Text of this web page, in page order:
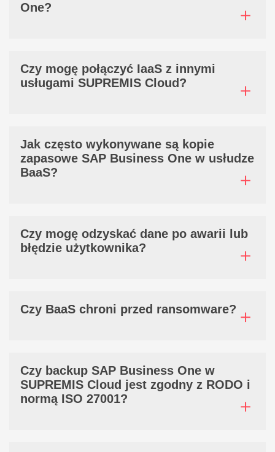
One?
Czy mogę połączyć IaaS z innymi
usługami SUPREMIS Cloud?
Jak często wykonywane są kopie
zapasowe SAP Business One w usłudze
BaaS?
Czy mogę odzyskać dane po awarii lub
błędzie użytkownika?
Czy BaaS chroni przed ransomware?
Czy backup SAP Business One w
SUPREMIS Cloud jest zgodny z RODO i
normą ISO 27001?